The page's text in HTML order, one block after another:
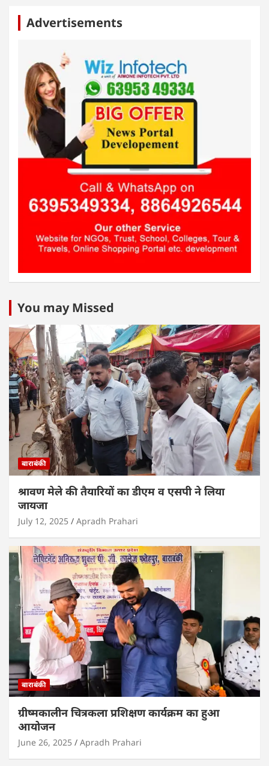
Advertisements
You may Missed
बाराबंकी
श्रावण मेले की तैयारियों का डीएम व एसपी ने लिया
जायजा
July 12, 2025 Apradh Prahari
बाराबंकी
ग्रीष्मकालीन चित्रकला प्रशिक्षण कार्यक्रम का हुआ
आयोजन
June 26, 2025 Apradh Prahari